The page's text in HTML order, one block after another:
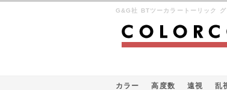
G&G社 BTツーカラートーリック
カラー 高度数 遠視 乱